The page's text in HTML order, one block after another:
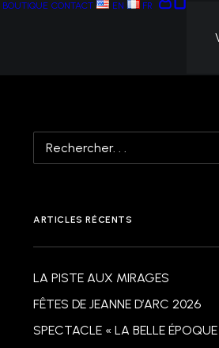
BOUTIQUE CONTACT EN FR
ARTICLES RÉCENTS
LA PISTE AUX MIRAGES
FÊTES DE JEANNE D’ARC 2026
SPECTACLE « LA BELLE